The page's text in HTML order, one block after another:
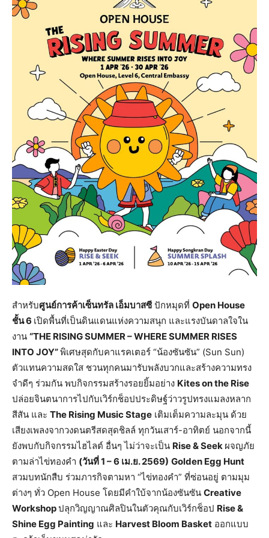
สำหรับศูนย์การค้าเซ็นทรัล เอ็มบาสซีปักหมุดที่ Open House
ชั้น6 เปิดพื้นที่เป็นดินแดนแห่งความสนุก และแรงบันดาลใจใน
งาน “THE RISING SUMMER – WHERE SUMMER RISES
INTO JOY”พิเศษสุดกับคาแรคเตอร์ “น้องซันซัน” (Sun Sun)
ตัวแทนความสดใส ชวนทุกคนมารับพลังบวกและสร้างความทรง
จำดีๆ ร่วมกัน พบกิจกรรมสร้างรอยยิ้มอย่าง Kites on the Rise
ปล่อยจินตนาการไปกับเวิร์กช็อปประดิษฐ์ว่าวรูปทรงแมลงหลาก
สีสัน และ The Rising Music Stage เติมเต็มความละมุน ด้วย
เสียงเพลงจากวงดนตรีสดสุดชิลล์ ทุกวันเสาร์-อาทิตย์ นอกจากนี้
ยังพบกับกิจกรรมไฮไลต์ อื่นๆ ไม่ว่าจะเป็น Rise & Seek ผจญภัย
ตามล่าไข่ทองคำ (วันที่1 – 6 เม.ย. 2569) Golden Egg Hunt
สวมบทนักสืบ ร่วมภารกิจตามหา “ไข่ทองคำ” ที่ซ่อนอยู่ ตามมุม
ต่างๆ ทั่ว Open House โดยมีคำใบ้จากน้องซันซัน Creative
Workshopปลุกวิญญาณศิลปินในตัวคุณกับเวิร์กช็อป Rise &
Shine Egg Painting และ Harvest Bloom Basket ออกแบบ